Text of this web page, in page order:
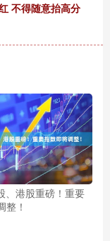
不得随意抬高分
、港股重磅！重要
整！